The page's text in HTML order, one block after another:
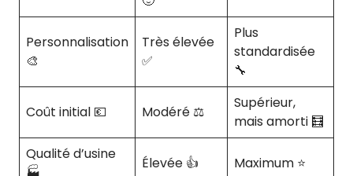
Personnalisation
🎨
Très élevée
✅
Plus
standardisée
🔧
Coût initial 💶 Modéré ⚖️
Supérieur,
mais amorti 🧮
Qualité d’usine
Élevée 👍 Maximum ⭐